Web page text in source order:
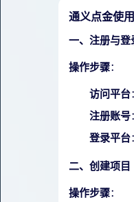
通义点金使
一、注册与登
操作步骤：
访问平台
注册账号
登录平台
二、创建项目
操作步骤：